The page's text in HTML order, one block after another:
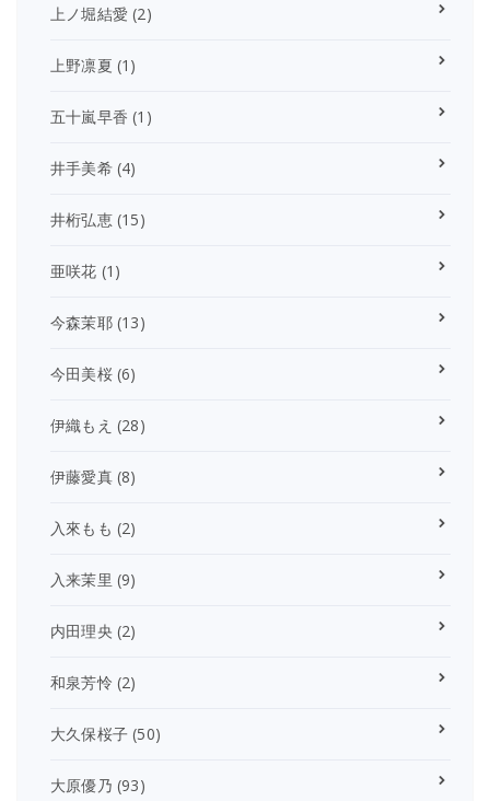
上ノ堀結愛 (2)
上野凛夏 (1)
五十嵐早香 (1)
井手美希(4)
井桁弘恵(15)
亜咲花 (1)
今森茉耶(13)
今田美桜(6)
伊織もえ (28)
伊藤愛真(8)
入來もも (2)
入来茉里 (9)
内田理央 (2)
和泉芳怜 (2)
大久保桜子 (50)
大原優乃 (93)